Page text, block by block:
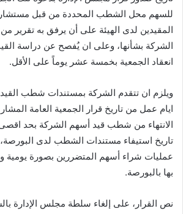
للسهم محل الشطب المحددة من قبل
المقيدين لدى الهيئة على أن يرفق به تقرير
الشركة بشأنها، وعلى ان يُفصح عن دراسة
انعقاد الجمعية بخمسة عشر يوماً على الأقل.
ويلزم ان تتقدم الشركة بمستندات شطب
ايام عمل من تاريخ قرار الجمعية العامة
تاريخ استيفاء مستندات الشطب لدى البورصة،
عمليات شراء أسهم المتضررين بصورة يومية
بها بالبورصة.
نص القرار، على إلغاء سلطة مجلس الإدارة